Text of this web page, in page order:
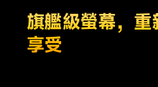
旗艦級螢幕，
享受